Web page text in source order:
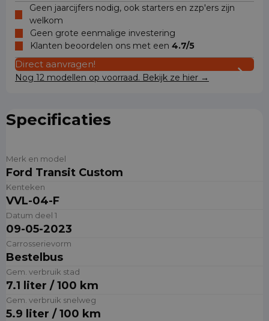
Geen jaarcijfers nodig, ook starters en zzp'ers zijn
welkom
Geen grote eenmalige investering
Klanten beoordelen ons met een 4.7/5
Direct aanvragen!
Nog 12 modellen op voorraad. Bekijk ze hier →
Specificaties
Merk en model
Ford Transit Custom
Kenteken
VVL-04-F
Datum deel 1
09-05-2023
Carrosserievorm
Bestelbus
Gem. verbruik stad
7.1 liter / 100 km
Gem. verbruik snelweg
5.9 liter / 100 km